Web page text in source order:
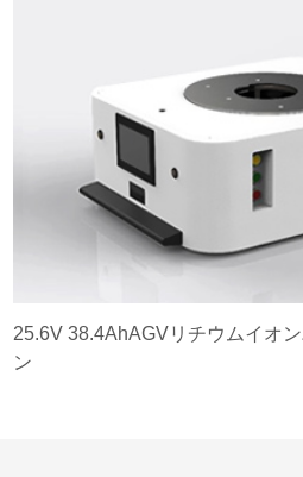
25.6V 38.4AhAGVリチウムイオ
ン